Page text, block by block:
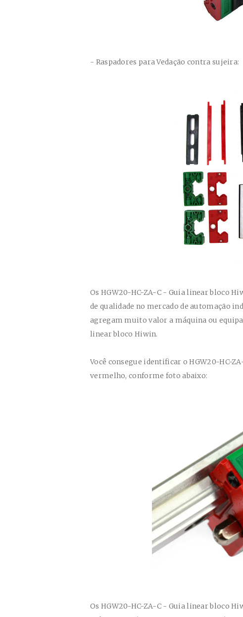
- Raspadores para Vedação contra sujeira:
Os HGW20-HC-ZA-C- Guia linear bloco
de qualidade no mercado de automação
agregam muito valor a máquina ou
linear bloco Hiwin.
Você consegue identificar oHGW20-HC-
vermelho, conforme foto abaixo:
Os HGW20-HC-ZA-C- Guia linear bloco